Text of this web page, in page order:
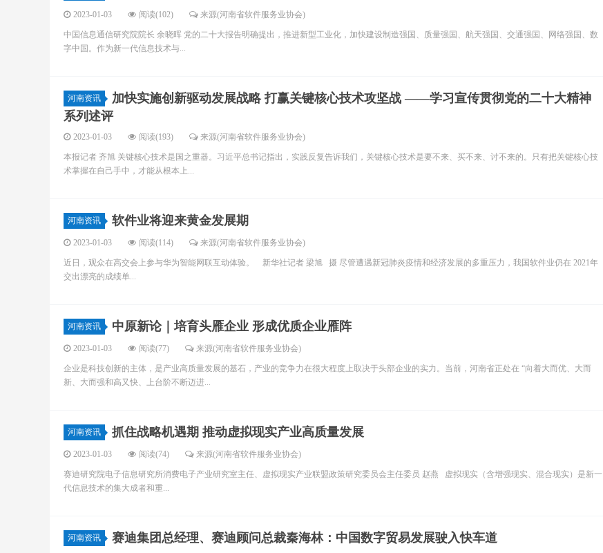
2023-01-03 阅读(102) 来源(河南省软件服务业协会)
中国信息通信研究院院长 余晓晖 党的二十大报告明确提出，推进新型工业化，加快建设制造强国、质量强国、航天强国、交通强国、网络强国、数
字中国。作为新一代信息技术与...
河南资讯
加快实施创新驱动发展战略 打赢关键核心技术攻坚战 ——学习宣传贯彻党的二十大精神
系列述评
2023-01-03 阅读(193) 来源(河南省软件服务业协会)
本报记者 齐旭 关键核心技术是国之重器。习近平总书记指出，实践反复告诉我们，关键核心技术是要不来、买不来、讨不来的。只有把关键核心技
术掌握在自己手中，才能从根本上...
河南资讯 软件业将迎来黄金发展期
2023-01-03 阅读(114) 来源(河南省软件服务业协会)
近日，观众在高交会上参与华为智能网联互动体验。 新华社记者 梁旭 摄 尽管遭遇新冠肺炎疫情和经济发展的多重压力，我国软件业仍在 2021年
交出漂亮的成绩单...
河南资讯 中原新论｜培育头雁企业 形成优质企业雁阵
2023-01-03 阅读(77) 来源(河南省软件服务业协会)
企业是科技创新的主体，是产业高质量发展的基石，产业的竞争力在很大程度上取决于头部企业的实力。当前，河南省正处在 “向着大而优、大而
新、大而强和高又快、上台阶不断迈进...
河南资讯 抓住战略机遇期 推动虚拟现实产业高质量发展
2023-01-03 阅读(74) 来源(河南省软件服务业协会)
赛迪研究院电子信息研究所消费电子产业研究室主任、虚拟现实产业联盟政策研究委员会主任委员 赵燕 虚拟现实（含增强现实、混合现实）是新一
代信息技术的集大成者和重...
河南资讯 赛迪集团总经理、赛迪顾问总裁秦海林：中国数字贸易发展驶入快车道